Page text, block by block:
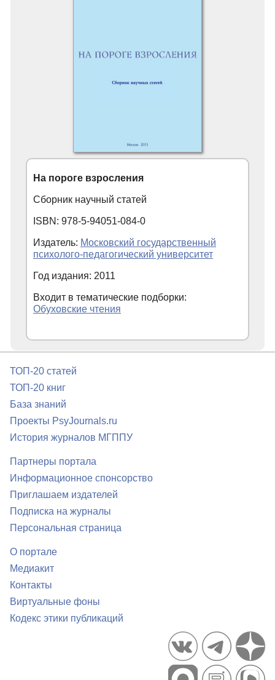
На пороге взросления
Сборник научный статей
ISBN: 978-5-94051-084-0
Издатель: Московский государственный
психолого-педагогический университет
Год издания: 2011
Входит в тематические подборки:
Обуховские чтения
ТОП-20 статей
ТОП-20 книг
База знаний
Проекты PsyJournals.ru
История журналов МГППУ
Партнеры портала
Информационное спонсорство
Приглашаем издателей
Подписка на журналы
Персональная страница
О портале
Медиакит
Контакты
Виртуальные фоны
Кодекс этики публикаций